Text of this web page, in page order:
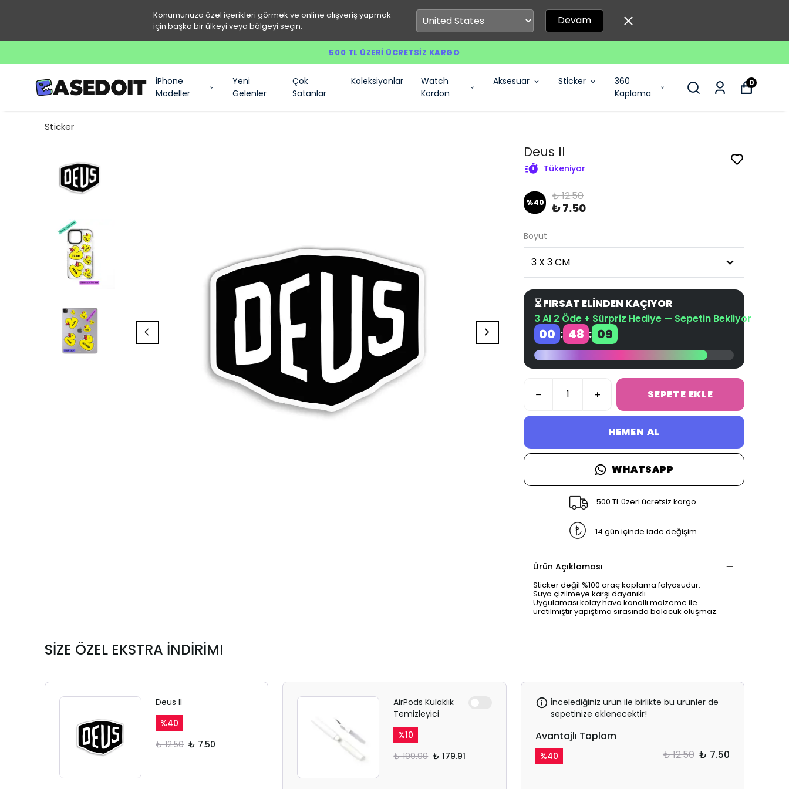
Konumunuza özel içerikleri görmek ve online alışveriş yapmak
için başka bir ülkeyi veya bölgeyi seçin.
Devam
500 TL ÜZERI ÜCRETSIZ KARGO
iPhone
Modeller
Yeni
Gelenler
Çok
Satanlar
Koleksiyonlar
Watch
Kordon
Aksesuar Sticker
360
Kaplama
0
Sticker
Deus II
Tükeniyor
%40 ₺ 12.50
₺ 7.50
Boyut
⏳ FIRSAT ELİNDEN KAÇIYOR
3 Al 2 Öde + Sürpriz Hediye — Sepetin Bekliyor
00 : 48 : 09
SEPETE EKLE
HEMEN AL
WHATSAPP
500 TL üzeri ücretsiz kargo
14 gün içinde iade değişim
Ürün Açıklaması
Sticker değil %100 araç kaplama folyosudur.
Suya çizilmeye karşı dayanıklı.
Uygulaması kolay hava kanallı malzeme ile
üretilmiştir yapıştıma sırasında balocuk oluşmaz.
SİZE ÖZEL EKSTRA İNDİRİM!
Deus II
%40
₺ 12.50 ₺ 7.50
AirPods Kulaklık
Temizleyici
%10
₺ 199.90 ₺ 179.91
İncelediğiniz ürün ile birlikte bu ürünler de
sepetinize eklenecektir!
Avantajlı Toplam
%40 ₺ 12.50 ₺ 7.50
SAFARİ GİZLİ SEKME